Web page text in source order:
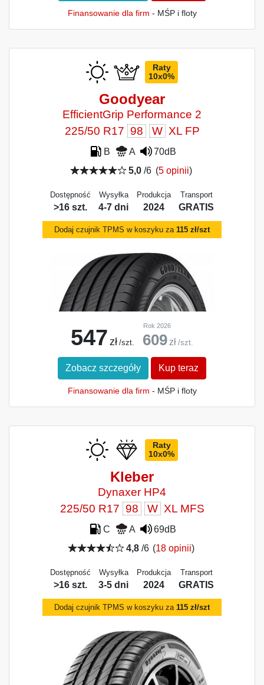
Finansowanie dla firm - MŚP i floty
Raty
10x0%
Goodyear
EfficientGrip Performance 2
225/50 R17 98 W XL FP
B A
70dB
5,0 /6 (5 opinii)
Dostępność
>16 szt.
Wysyłka
4-7 dni
Produkcja
2024
Transport
GRATIS
Dodaj czujnik TPMS w koszyku za 115 zł/szt
547 zł /szt.
Rok 2026
609 zł /szt.
Zobacz szczegóły Kup teraz
Finansowanie dla firm - MŚP i floty
Raty
10x0%
Kleber
Dynaxer HP4
225/50 R17 98 W XL MFS
C A
69dB
4,8/6 (18 opinii)
Dostępność
>16 szt.
Wysyłka
3-5 dni
Produkcja
2024
Transport
GRATIS
Dodaj czujnik TPMS w koszyku za 115 zł/szt